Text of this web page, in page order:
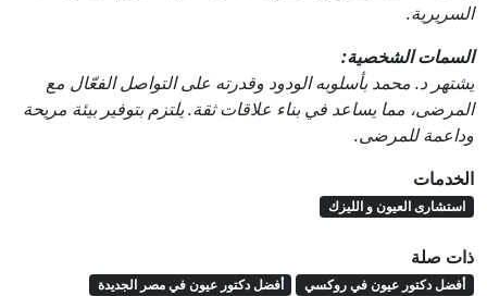
السريرية.
السمات الشخصية:
يشتهر د. محمد بأسلوبه الودود وقدرته على التواصل الفعّال مع
المرضى، مما يساعد في بناء علاقات ثقة. يلتزم بتوفير بيئة مريحة
وداعمة للمرضى.
الخدمات
استشارى العيون و الليزك
ذات صلة
أفضل دكتور عيون في روكسي
أفضل دكتور عيون في مصر الجديدة